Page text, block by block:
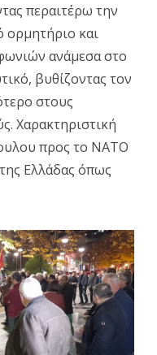
περαιτέρω την
ορμητήριο και
ανάμεσα στο
βυθίζοντας τον
στους
Χαρακτηριστική
προς το ΝΑΤΟ
Ελλάδας όπως